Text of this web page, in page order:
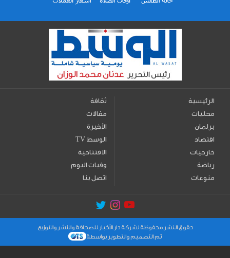
الرئيسية
محليات
برلمان
اقتصاد
خارجيات
رياضة
منوعات
ثقافة
مقالات
الأخيرة
TV الوسط
الافتتاحية
وفيات اليوم
اتصل بنا
حقوق النشر محفوظة لشركة دار الأخبار للصحافة والنشر والتوزيع
تم التصميم والتطوير بواسطة